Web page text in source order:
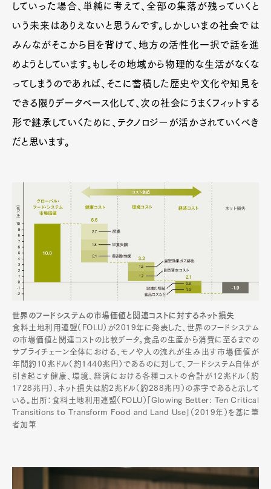
していった場合、単純に考えて、全部の集落が残っていくと
いう未来はありえないと思うんです。しかしいまの社会では
みんながそこから目を背けて、地方の活性化一択で話を進
めようとしています。もしその地域から物理的な生活がなくな
ってしまうのであれば、そこに蓄積した歴史や文化や知見を
できる限りデータベース化して、次の社会にうまくフィットする
形で継承していくために、テクノロジーが活かされていくべき
だと思います。
世界のフードシステムの市場価値と関連コストに対するネット損失
食料土地利用連盟（FOLU）が2019年に発表した、世界のフードシステム
の市場価値と関連コストの比較データ。食品の生産から消費に至るまでの
サプライチェーン全体における、モノや人の流れが生み出す市場価値が
年間約10兆ドル（約1440兆円）であるのに対して、フードシステム自体が
引き起こす健康、環境、経済における各種コストの合計が12兆ドル（約
1728兆円）、ネット損失は約2兆ドル（約288兆円）の赤字であると示して
いる。出所：食料土地利用連盟（FOLU）「Glowing Better: Ten Critical
Transitions to Transform Food and Land Use」（2019年）を基に筆
者加筆